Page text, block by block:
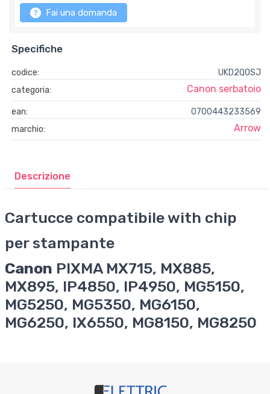
Fai una domanda
Specifiche
codice:
UKD2QOSJ
categoria:
Canon serbatoio
ean:
0700443233569
marchio:
Arrow
Descrizione
Cartucce compatibile with chip
per stampante
Canon PIXMA MX715, MX885,
MX895, IP4850, IP4950, MG5150,
MG5250, MG5350, MG6150,
MG6250, IX6550, MG8150, MG8250